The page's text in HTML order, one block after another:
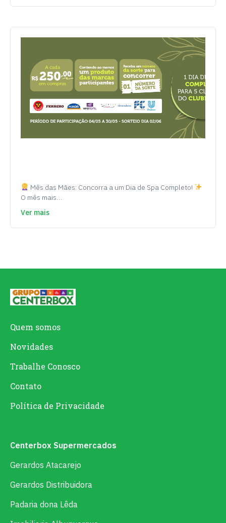
Mês das Mães: Concorra a um Dia de Spa Completo!
O mês mais…
Ver mais
Quem somos
Novidades
Trabalhe Conosco
Contato
Política de Privacidade
Centerbox Supermercados
Gerardos Atacarejo
Gerardos Distribuidora
Padaria dona Lêda